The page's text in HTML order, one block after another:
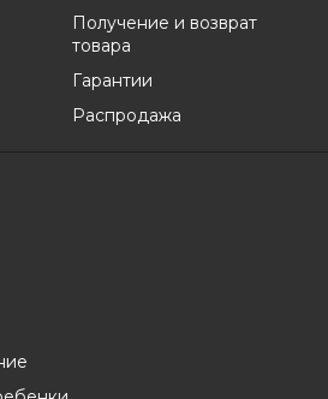
Получение и возврат
товара
Гарантии
Распродажа